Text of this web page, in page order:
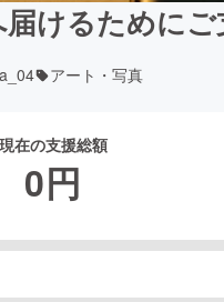
けるために
アート・写真
現在の支援総額
0円